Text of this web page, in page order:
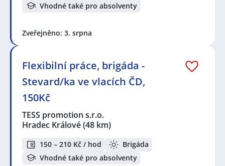
Vhodné také pro absolventy
Zveřejněno: 3. srpna
Flexibilní práce, brigáda -
Stevard/ka ve vlacích ČD,
150Kč
TESS promotion s.r.o.
Hradec Králové(48 km)
150 – 210 Kč / hod
Brigáda
Vhodné také pro absolventy